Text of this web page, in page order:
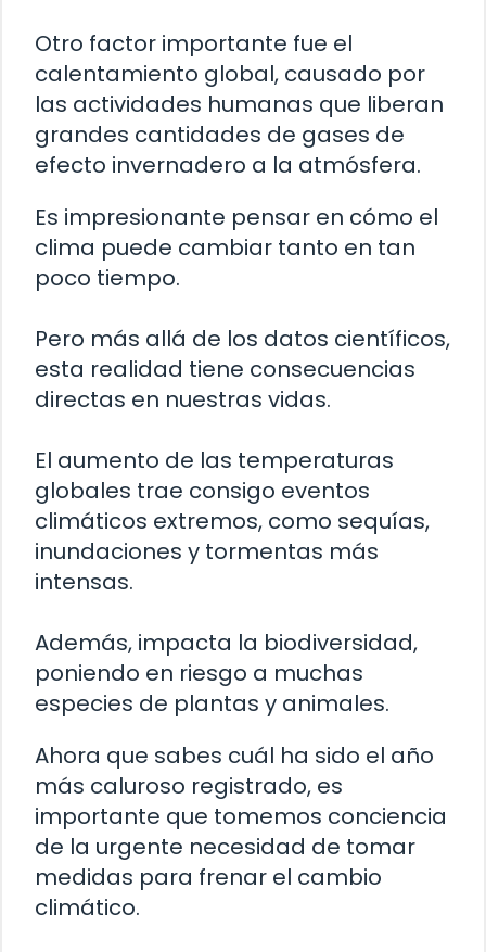
Otro factor importante fue el
calentamiento global, causado por
las actividades humanas que liberan
grandes cantidades de gases de
efecto invernadero a la atmósfera.
Es impresionante pensar en cómo el
clima puede cambiar tanto en tan
poco tiempo.
Pero más allá de los datos científicos,
esta realidad tiene consecuencias
directas en nuestras vidas.
El aumento de las temperaturas
globales trae consigo eventos
climáticos extremos, como sequías,
inundaciones y tormentas más
intensas.
Además, impacta la biodiversidad,
poniendo en riesgo a muchas
especies de plantas y animales.
Ahora que sabes cuál ha sido el año
más caluroso registrado, es
importante que tomemos conciencia
de la urgente necesidad de tomar
medidas para frenar el cambio
climático.